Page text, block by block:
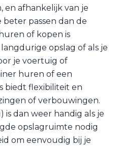
en afhankelijk van je
passen dan de
of kopen is
opslag of als je
je voertuig of
huren of een
biedt flexibiliteit en
of verbouwingen.
is dan weer handig als je
opslagruimte nodig
om eenvoudig bij je